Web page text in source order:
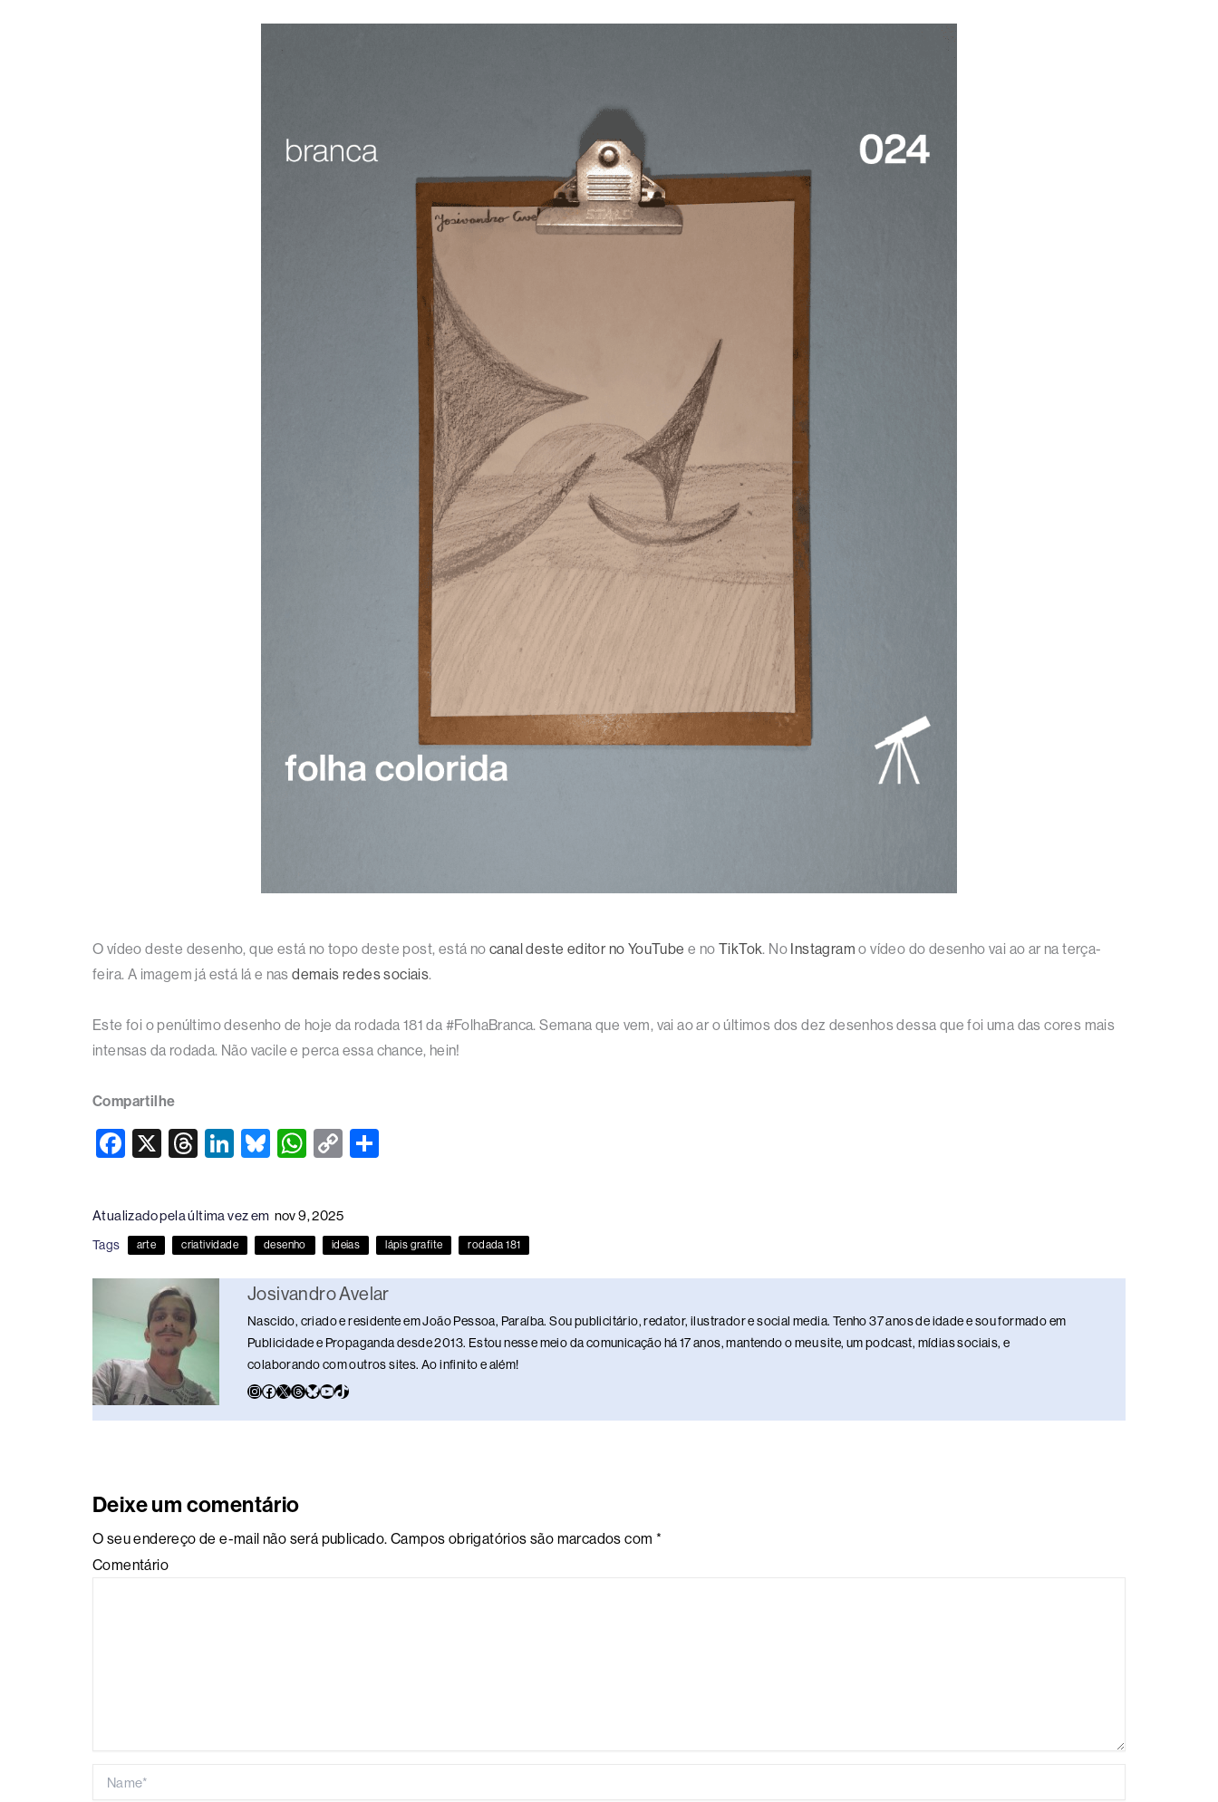
O vídeo deste desenho, que está no topo deste post, está no canal deste editor no YouTube e noTikTok. No Instagram o vídeo do desenho vai ao ar na terça-
feira. A imagem já está lá e nasdemais redes sociais.
Este foi o penúltimo desenho de hoje da rodada 181 da #FolhaBranca. Semana que vem, vai ao ar o últimos dos dez desenhos dessa que foi uma das cores mais
intensas da rodada. Não vacile e perca essa chance, hein!
Compartilhe
F
c
e
b
o
o
X
T
e
a
d
s
Li
e
dI
n
Bl
sk
y
W
at
s
A
p
p
C
y
Li
n
k
e
Atualizado pela última vez em nov 9, 2025
Tags arte criatividade desenho ideias lápis grafite rodada 181
Josivandro Avelar
Nascido, criado e residente em João Pessoa, Paraíba. Sou publicitário, redator, ilustrador e social media. Tenho 37 anos de idade e sou formado em
Publicidade e Propaganda desde 2013. Estou nesse meio da comunicação há 17 anos, mantendo o meu site, um podcast, mídias sociais, e
colaborando com outros sites. Ao infinito e além!
Deixe um comentário
O seu endereço de e-mail não será publicado. Campos obrigatórios são marcados com *
Comentário